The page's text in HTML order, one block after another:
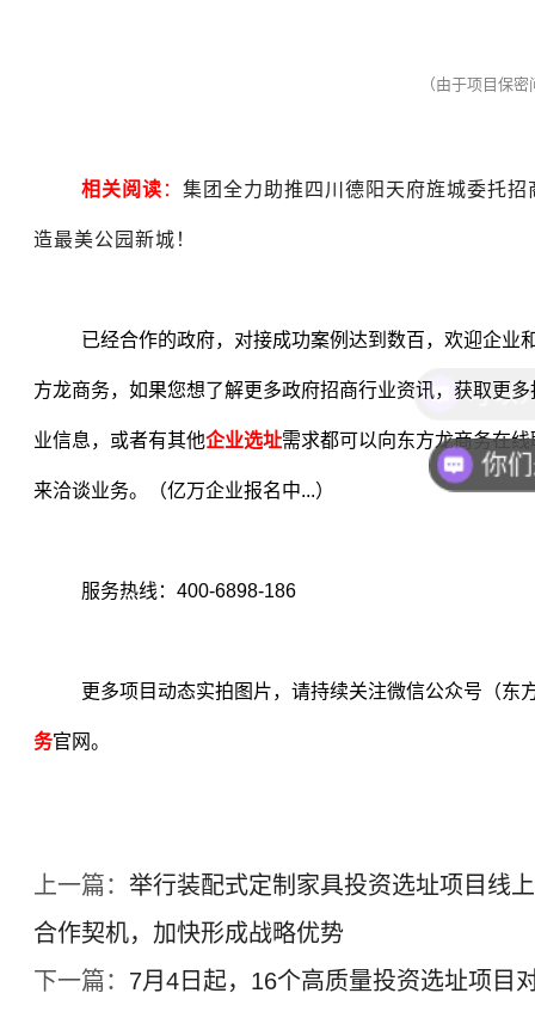
（由于项目保
相关阅读 ： 集团全力助推四川德阳天府旌城委托
造最美公园新城！
已经合作的政府，对接成功案例达到数百，欢迎企业
方龙商务，如果您想了解更多政府招商行业资讯，获取更
业信息，或者有其他企业选址需求都可以向东方龙商务在
来洽谈业务。（亿万企业报名中...）
服务热线： 400-6898-186
更多项目动态实拍图片，请持续关注微信公众号（东
务官网。
上一篇： 举行装配式定制家具投资选址项目线
合作契机，加快形成战略优势
下一篇： 7月4日起，16个高质量投资选址项目
你